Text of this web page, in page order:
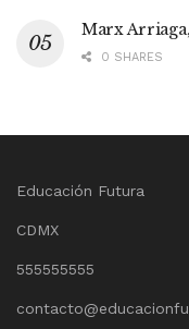
Marx
0 SHARES
Educación Futura
CDMX
555555555